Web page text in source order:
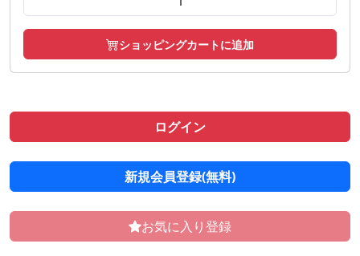
ショッピングカートに追加
ログイン
新規会員登録(無料)
お気に入り登録